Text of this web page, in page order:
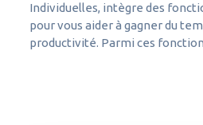
Individuelles, intègre des
pour vous aider à gagner du
productivité. Parmi ces